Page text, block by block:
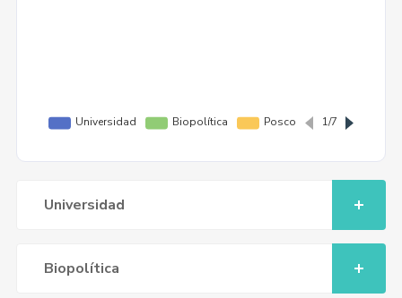
Universidad
Biopolítica